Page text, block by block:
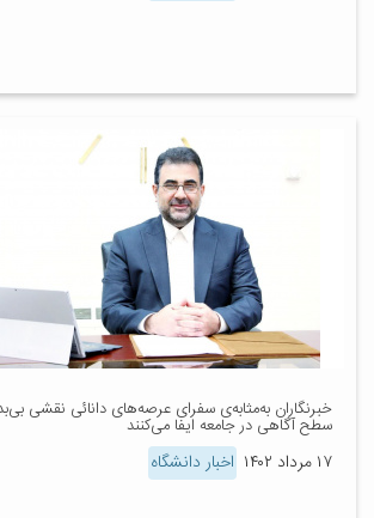
خبرنگاران به‌مثابه‌ی سفرای عرصه‌های دانائی نقشی
سطح آگاهی در جامعه ایفا می‌کنند
۱۷ مرداد ۱۴۰۲ اخبار دانشگاه